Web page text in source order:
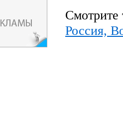
Смотрите
Россия,